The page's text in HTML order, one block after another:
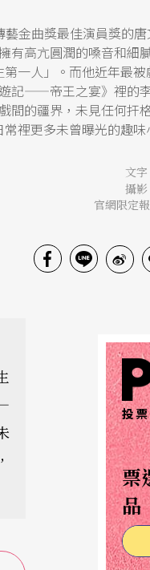
藝金曲獎最佳演員獎的
有高亢圓潤的嗓音和細
第一人」。而他近年最
記——帝王之宴》裡的
間的疆界，未見任何扞
常裡更多未曾曝光的趣
文字
攝影
官網限定
投票
票
品